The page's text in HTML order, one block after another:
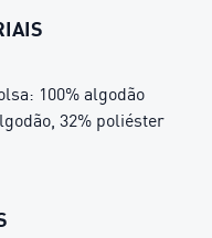
100% algodão
32% poliéster